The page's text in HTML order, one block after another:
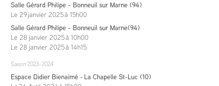
Salle Gérard Philipe - Bonneuil sur Marne (94)
Le 29 janvier 2025à 15h00
Salle Gérard Philipe - Bonneuil sur Marne(94)
Le 28 janvier 2025à 10h00
Le 28 janvier 2025à 14h15
Saison 2023-2024
Espace Didier Bienaimé - La Chapelle St-Luc (10)